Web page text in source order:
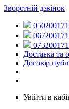
Зворотній дзвінок
Доставка та
Договір
Увійти в